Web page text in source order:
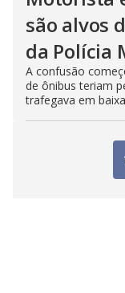
são alvos
da Polícia
A confusão
de ônibus teriam
trafegava em